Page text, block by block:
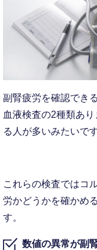
副腎疲労を確認でき
血液検査の2種類あ
る人が多いみたいです
これらの検査ではコ
労かどうかを確かめ
す。
数値の異常が副